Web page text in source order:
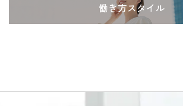
働き方スタイル